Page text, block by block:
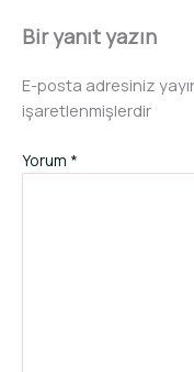
Bir yanıt yazın
E-posta adresiniz
işaretlenmişlerdir
Yorum *